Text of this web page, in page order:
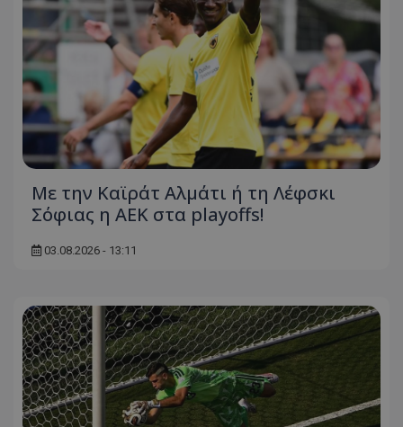
Με την Καϊράτ Αλμάτι ή τη Λέφσκι
Σόφιας η ΑΕΚ στα playoffs!
03.08.2026 - 13:11